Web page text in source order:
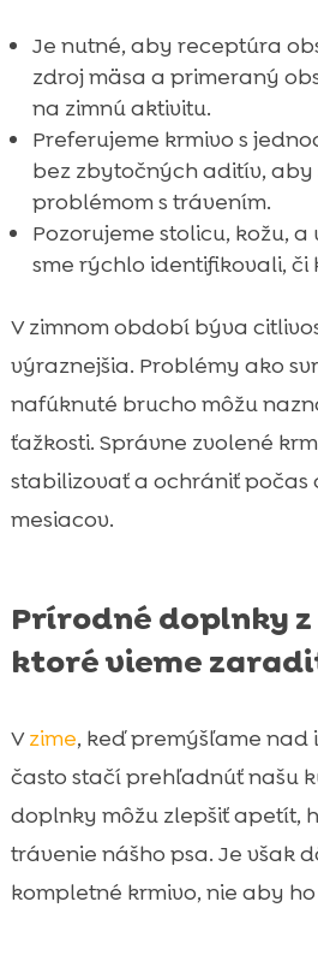
Je nutné, aby receptúra
zdroj mäsa a primeraný
na zimnú aktivitu.
Preferujeme krmivo s
bez zbytočných aditív, aby
problémom s trávením.
Pozorujeme stolicu, kožu,
sme rýchlo identifikovali, či
V zimnom období býva
výraznejšia. Problémy ako
nafúknuté brucho môžu
ťažkosti. Správne zvolené
stabilizovať a ochrániť
mesiacov.
Prírodné doplnky
ktoré vieme
Vzime, keď premýšľame nad
často stačí prehľadnúť našu
doplnky môžu zlepšiť apetít,
trávenie nášho psa. Je však
kompletné krmivo, nie aby